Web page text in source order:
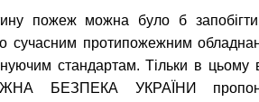
пожеж можна було б
сучасним протипожежним
стандартам. Тільки в
БЕЗПЕКА УКРАЇНИ